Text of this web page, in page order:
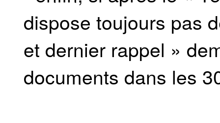
dispose toujours pas
et dernier rappel »
documents dans les